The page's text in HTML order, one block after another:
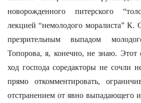
новорожденного питерского
лекцией “немолодого моралиста”
презрительным выпадом
Топорова, я, конечно, не знаю.
ход господа соредакторы не сочли
прямо откомментировать,
отстранением от явно выпадающего